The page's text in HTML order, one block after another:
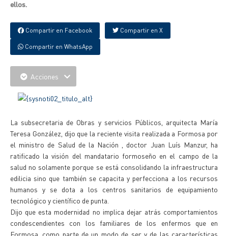
ellos.
Compartir en Facebook Compartir en X
Compartir en WhatsApp
Acciones
La subsecretaria de Obras y servicios Públicos, arquitecta María
Teresa González, dijo que la reciente visita realizada a Formosa por
el ministro de Salud de la Nación , doctor Juan Luís Manzur, ha
ratificado la visión del mandatario formoseño en el campo de la
salud no solamente porque se está consolidando la infraestructura
edilicia sino que también se capacita y perfecciona a los recursos
humanos y se dota a los centros sanitarios de equipamiento
tecnológico y científico de punta.
Dijo que esta modernidad no implica dejar atrás comportamientos
condescendientes con los familiares de los enfermos que en
Formosa, como parte de un modo de ser y de las características